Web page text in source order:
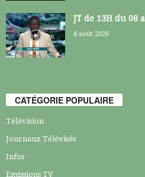
JT de 13H du 08
8 août 2026
CATÉGORIE POPULAIRE
Télévision
Journaux Télévisés
Infos
Emissions TV